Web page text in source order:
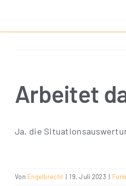
Arbeitet
Ja, die
Von Engelbrecht | 19. Juli 2023 |